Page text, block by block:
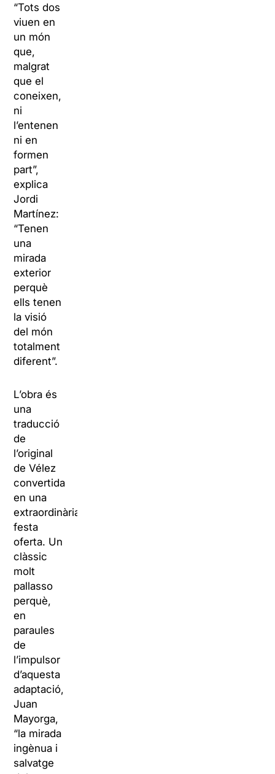
“Tots dos
viuen en
un món
que,
malgrat
que el
coneixen,
ni
l’entenen
ni en
formen
part”,
explica
Jordi
Martínez:
“Tenen
una
mirada
exterior
perquè
ells tenen
la visió
del món
totalment
diferent”.
L’obra és
una
traducció
de
l’original
de Vélez
convertida
en una
extraordinària
festa
oferta. Un
clàssic
molt
pallasso
perquè,
en
paraules
de
l’impulsor
d’aquesta
adaptació,
Juan
Mayorga,
“la mirada
ingènua i
salvatge